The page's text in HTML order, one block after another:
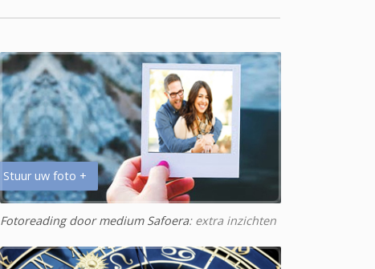
Stuur uw foto +
Fotoreading door medium Safoera: extra inzichten